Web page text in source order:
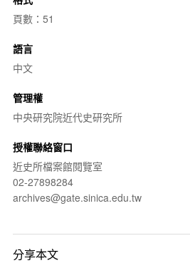
頁數：51
語言
中文
管理權
中央研究院近代史研究所
授權聯絡窗口
近史所檔案館閱覽室
02-27898284
archives@gate.sinica.edu.tw
分享本文